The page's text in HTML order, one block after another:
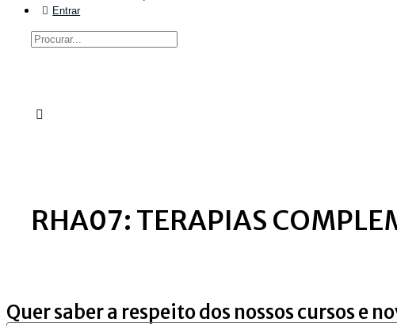
Entrar
RHA07: TERAPIAS
Quer saber a respeito dos nossos cursos e